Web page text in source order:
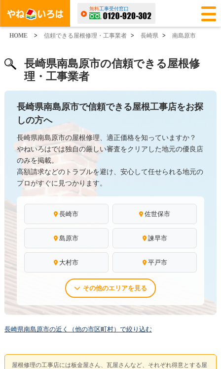
無料工事受付窓口
HOME > 信頼できる屋根修理・工事業者 > 長崎県 > 南島原市
長崎県南島原市の信頼できる屋根修
理・工事業者
長崎県南島原市で信頼できる屋根工事店をお探
しの方へ
長崎県南島原市の屋根修理、適正価格を知っていますか？
やねいろはでは独自の厳しい審査をクリアした地元の優良店
のみを掲載。
高額請求などのトラブルを避け、安心して任せられる地元の
プロがすぐに見つかります。
長崎市 佐世保市
島原市 諫早市
大村市 平戸市
その他のエリアを見る
長崎県南島原市の近く（他の市区町村）で絞り込む
屋根修理の工事店には板金屋さん、瓦屋さんなど、それぞれ得意とする屋